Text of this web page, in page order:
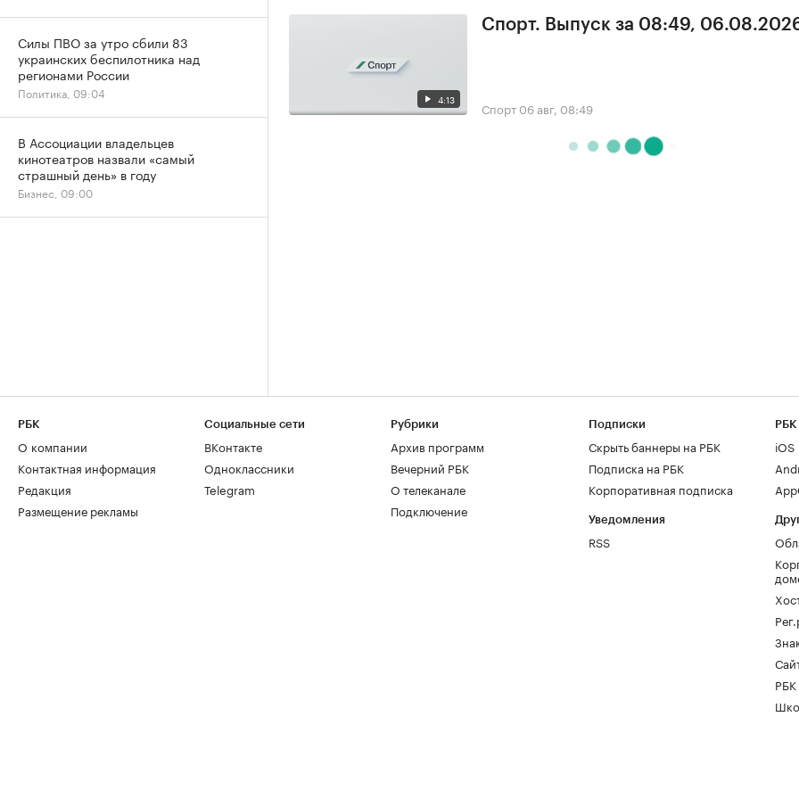
4:13
Спорт. Выпуск за 08:49,
Спорт 06 авг, 08:49
Силы ПВО за утро сбили 83
украинских беспилотника над
регионами России
Политика, 09:04
В Ассоциации владельцев
кинотеатров назвали «самый
страшный день» в году
Бизнес, 09:00
РБК
О компании
Контактная информация
Редакция
Размещение рекламы
Социальные сети
ВКонтакте
Одноклассники
Telegram
Рубрики
Архив программ
Вечерний РБК
О телеканале
Подключение
Подписки
Скрыть баннеры на РБК
Подписка на РБК
Корпоративная подписка
Уведомления
RSS
РБК
iOS